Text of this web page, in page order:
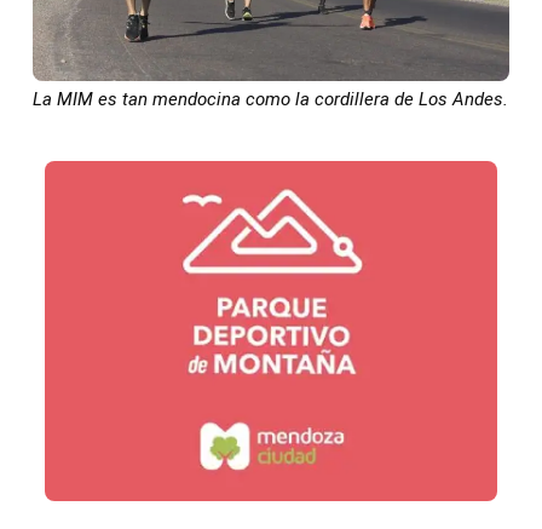
La MIM es tan mendocina como la cordillera de Los Andes.